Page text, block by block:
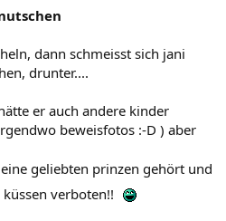
dann schmeisst sich jani
drunter....
er auch andere kinder
beweisfotos :-D ) aber
geliebten prinzen gehört und
verboten!!